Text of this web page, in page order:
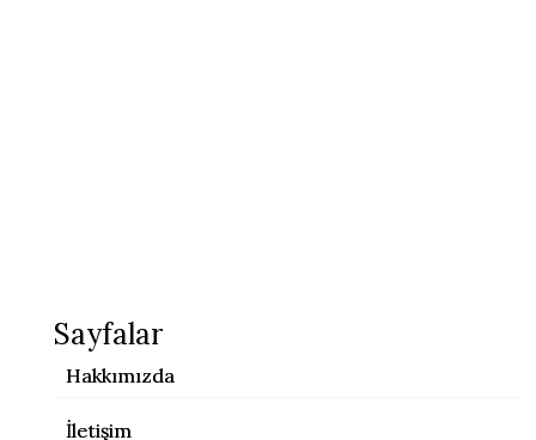
Sayfalar
Hakkımızda
İletişim